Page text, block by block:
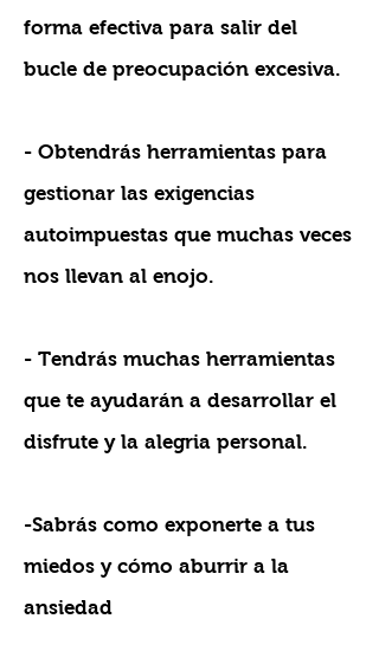
forma efectiva para salir del
bucle de preocupación excesiva.
- Obtendrás herramientas para
gestionar las exigencias
autoimpuestas que muchas veces
nos llevan al enojo.
- Tendrás muchas herramientas
que te ayudarán a desarrollar el
disfrute y la alegria personal.
-Sabrás como exponerte a tus
miedos y cómo aburrir a la
ansiedad